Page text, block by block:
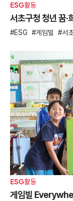
ESG활동
서초구청 청년 꿈·
ESG 게임빌 서
ESG활동
게임빌